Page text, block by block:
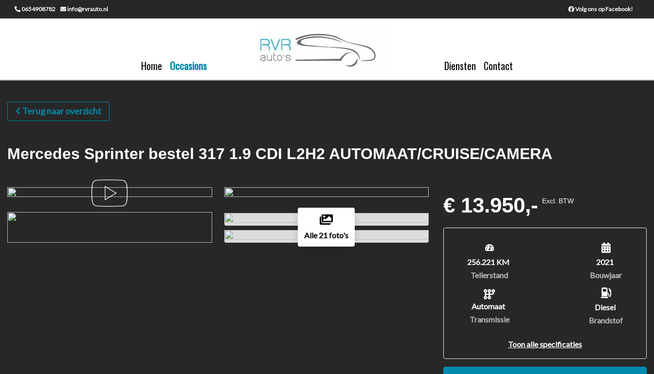
0654908782 info@rvrauto.nl Volg ons op Facebook!
Home Occasions Diensten Contact
Terug naar overzicht
Mercedes Sprinter bestel 317 1.9 CDI L2H2 AUTOMAAT/CRUISE/CAMERA
Alle 21 foto's
€ 13.950,- Excl. BTW
256.221 KM
Tellerstand
Automaat
Transmissie
2021
Bouwjaar
Diesel
Brandstof
Toon alle specificaties